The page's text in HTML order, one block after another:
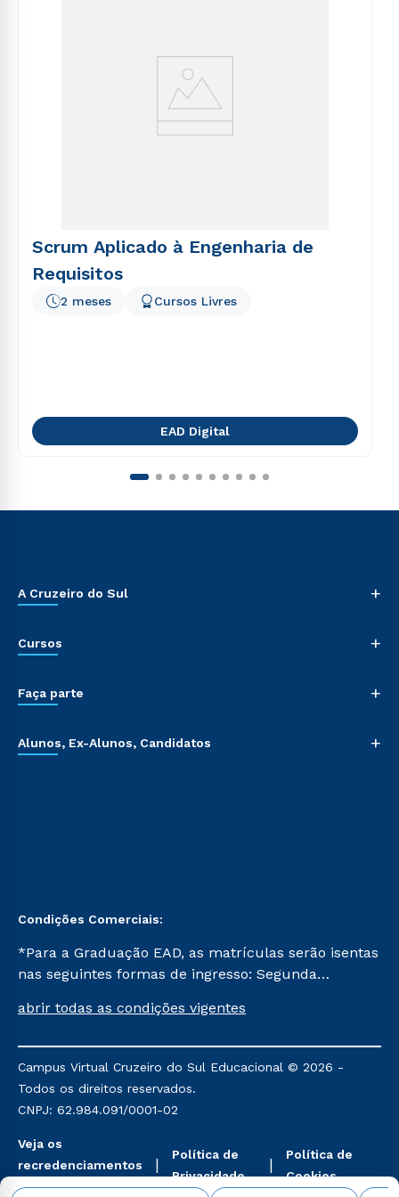
Scrum Aplicado à Engenharia de
Requisitos
2 meses Cursos Livres
EAD Digital
A Cruzeiro do Sul +
Cursos +
Faça parte +
Alunos, Ex-Alunos, Candidatos +
Condições Comerciais:
*Para a Graduação EAD, as matrículas serão isentas
nas seguintes formas de ingresso: Segunda
Já para as demais, a taxa de matrícula será de R$
mencionadas são referentes aos cursos: Ensino
Religioso, Geografia para a Docência e Metodologia
do Ensino de História: Questões Atuais.
abrir todas as condições vigentes
Campus Virtual Cruzeiro do Sul Educacional © 2026 -
Todos os direitos reservados.
CNPJ: 62.984.091/0001-02
Veja os
recredenciamentos
aqui
Política de
Privacidade
Política de
Cookies